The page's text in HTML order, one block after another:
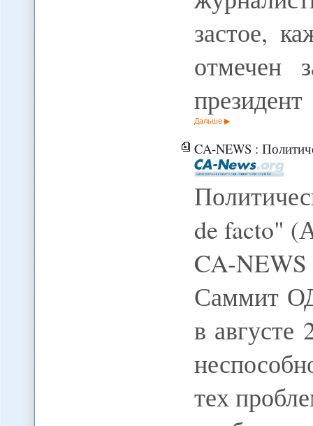
застое,
отмечен
Дальше
CA-NEWS :
de facto"
CA-
Саммит
в августе
тех